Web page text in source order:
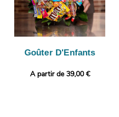
Goûter D'Enfants
A partir de 39,00 €